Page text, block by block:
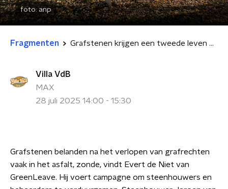
foto:anp
Fragmenten Grafstenen krijgen een tweede leven door steenhouwers
Villa VdB
MAX
28 juli 2025 14:00 - 15:30
Grafstenen belanden na het verlopen van grafrechten
vaak in het asfalt, zonde, vindt Evert de Niet van
GreenLeave. Hij voert campagne om steenhouwers en